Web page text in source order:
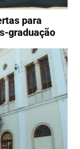
para
graduação